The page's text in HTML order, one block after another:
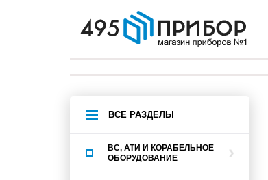
ВСЕ РАЗДЕЛЫ
ВС, АТИ И КОРАБЕЛЬНОЕ
ОБОРУДОВАНИЕ